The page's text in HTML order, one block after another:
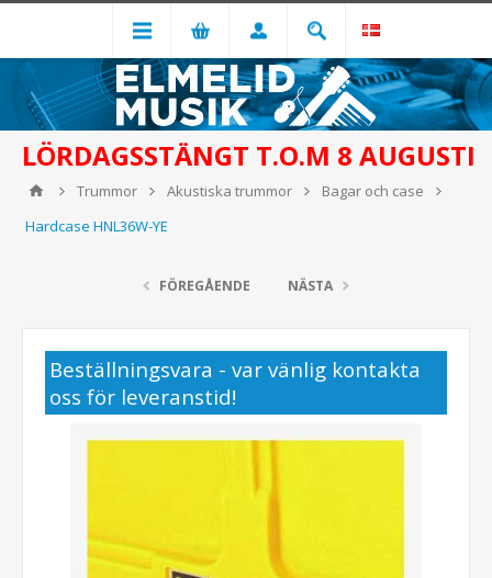
LÖRDAGSSTÄNGT T.O.M 8 AUGUSTI
Trummor Akustiska trummor
Bagar och case
Hardcase HNL36W-YE
FÖREGÅENDE NÄSTA
Beställningsvara - var vänlig kontakta
oss för leveranstid!